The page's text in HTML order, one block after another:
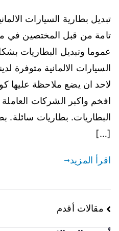
تبديل بطارية السيارات
تامة من قبل المختصين في
عموما وتبديل البطاريات
السيارات الالمانية متوفرة
لاحد ان يضع ملاحظة عليها
افخم واكبر الشركات
البطاريات. بطاريات سائلة.
[…]
اقرأ المزيد
تصفّح
مقالات أقدم